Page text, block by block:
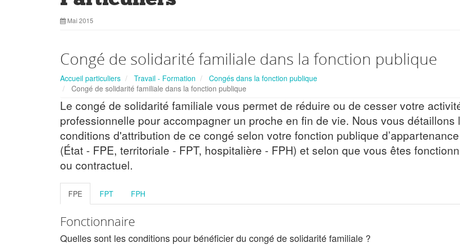
Mai 2015
Congé de solidarité familiale dans la fonction publique
Accueil particuliers Travail - Formation
Congés dans la fonction publique
Congé de solidarité familiale dans la fonction publique
Le congé de solidarité familiale vous permet de réduire ou de cesser votre
professionnelle pour accompagner un proche en fin de vie. Nous vous détaillons
conditions d'attribution de ce congé selon votre fonction publique d’appartenance
(État - FPE, territoriale - FPT, hospitalière - FPH) et selon que vous êtes
ou contractuel.
FPE FPT FPH
Fonctionnaire
Quelles sont les conditions pour bénéficier du congé de solidarité familiale ?